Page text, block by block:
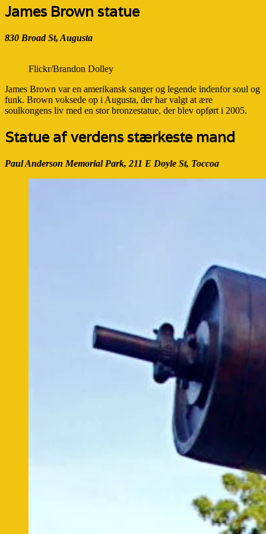
James Brown statue
830 Broad St, Augusta
Flickr/Brandon Dolley
James Brown var en amerikansk sanger og legende indenfor soul og
funk. Brown voksede op i Augusta, der har valgt at ære
soulkongens liv med en stor bronzestatue, der blev opført i 2005.
Statue af verdens stærkeste mand
Paul Anderson Memorial Park, 211 E Doyle St, Toccoa